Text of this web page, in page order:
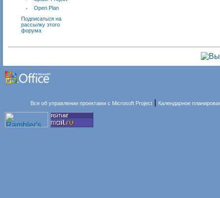
Open Plan
Подписаться на
рассылку этого
форума
Все об управлении проектами с Microsoft Project Календарное